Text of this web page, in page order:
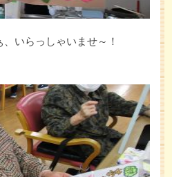
いらっしゃいませ～！